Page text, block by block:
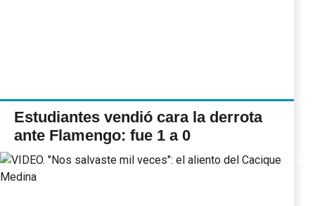
Estudiantes vendió cara la derrota
ante Flamengo: fue 1 a 0